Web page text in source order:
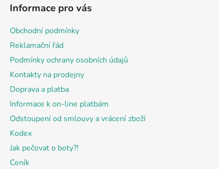
Informace pro vás
Obchodní podmínky
Reklamační řád
Podmínky ochrany osobních údajů
Kontakty na prodejny
Doprava a platba
Informace k on-line platbám
Odstoupení od smlouvy a vrácení zboží
Kodex
Jak pečovat o boty?!
Ceník